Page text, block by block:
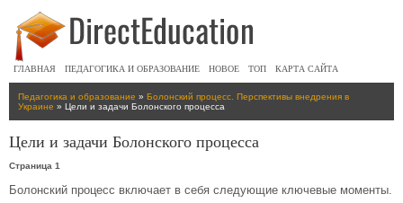
ГЛАВНАЯ ПЕДАГОГИКА И ОБРАЗОВАНИЕ НОВОЕ ТОП КАРТА САЙТА
Педагогика и образование » Болонский процесс. Перспективы внедрения в
Украине » Цели и задачи Болонского процесса
Цели и задачи Болонского процесса
Страница 1
Болонский процесс включает в себя следующие ключевые моменты.